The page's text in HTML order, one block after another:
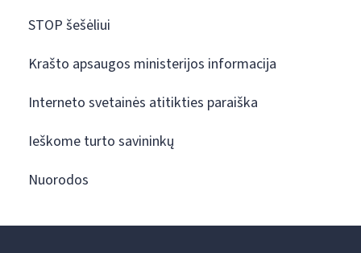
STOP šešėliui
Krašto apsaugos ministerijos informacija
Interneto svetainės atitikties paraiška
Ieškome turto savininkų
Nuorodos